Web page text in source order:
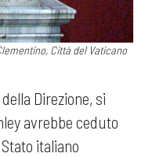
Città del Vaticano
Direzione, si
avrebbe ceduto
italiano